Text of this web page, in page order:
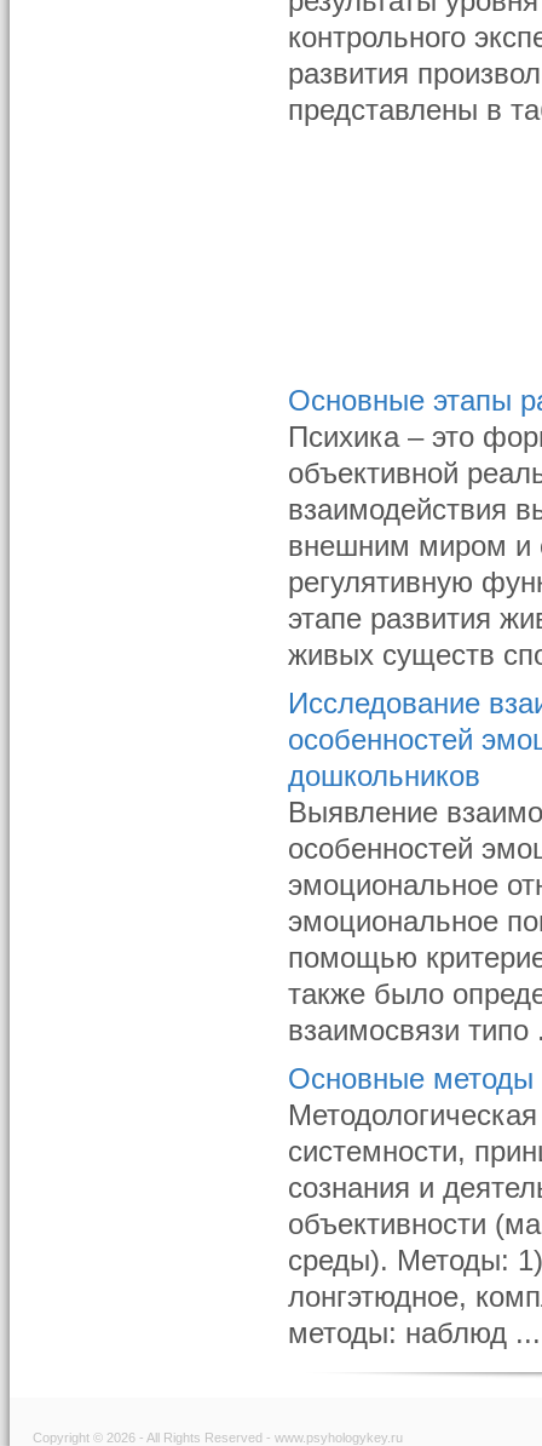
контрольного
развития
представлены в
Основные этапы
Психика – это
объективной
взаимодействия
внешним миром и
регулятивную
этапе развития
живых существ
Исследование
особенностей
дошкольников
Выявление
особенностей
эмоциональное
эмоциональное
помощью
также было
взаимосвязи типо
Основные методы
системности,
сознания и
объективности
среды). Методы:
лонгэтюдное,
методы: наблюд ...
Copyright © 2026 - All Rights Reserved - www.psyhologykey.ru